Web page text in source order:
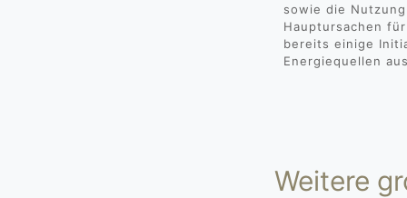
sowie die
Hauptursachen
bereits einige
Energiequellen
Weitere